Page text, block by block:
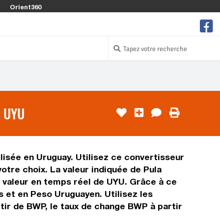
Orient360
en Uruguay. Utilisez ce convertisseur
choix. La valeur indiquée de Pula
en temps réel de UYU. Grâce à ce
en Peso Uruguayen. Utilisez les
de BWP, le taux de change BWP à partir